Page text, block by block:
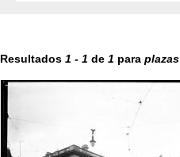
Resultados 1 - 1 de 1 para plazas